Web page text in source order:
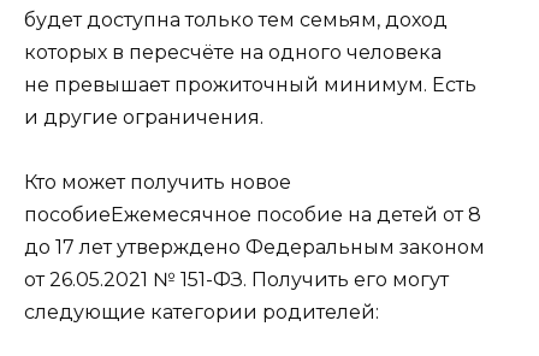
будет доступна только тем семьям, доход
которых в пересчёте на одного человека
не превышает прожиточный минимум. Есть
и другие ограничения.
Кто может получить новое
пособиеЕжемесячное пособие на детей от 8
до 17 лет утверждено Федеральным законом
от 26.05.2021 № 151-ФЗ. Получить его могут
следующие категории родителей: